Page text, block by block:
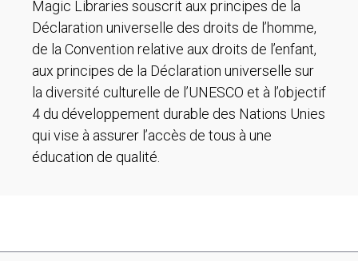
Magic Libraries souscrit aux principes de la
Déclaration universelle des droits de l’homme,
de la Convention relative aux droits de l’enfant,
aux principes de la Déclaration universelle sur
la diversité culturelle de l’UNESCO et à l’objectif
4 du développement durable des Nations Unies
qui vise à assurer l’accès de tous à une
éducation de qualité.